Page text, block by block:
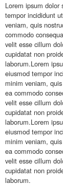
Lorem ipsum dolor
tempor incididunt
veniam, quis
commodo
velit esse cillum
cupidatat non
laborum.Lorem
eiusmod tempor
minim veniam,
ea commodo
velit esse cillum
cupidatat non
laborum.Lorem
eiusmod tempor
minim veniam,
ea commodo
velit esse cillum
cupidatat non
laborum.